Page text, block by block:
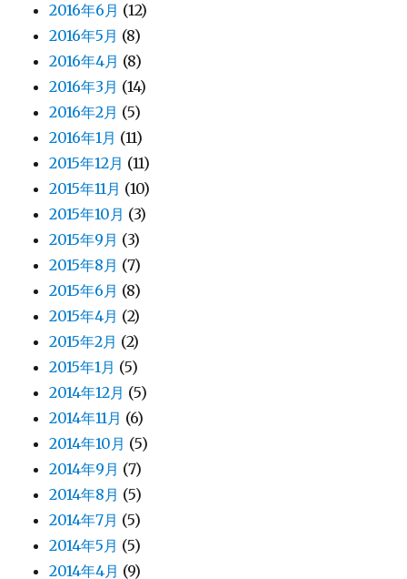
2016年6月 (12)
2016年5月 (8)
2016年4月 (8)
2016年3月 (14)
2016年2月 (5)
2016年1月 (11)
2015年12月 (11)
2015年11月 (10)
2015年10月 (3)
2015年9月 (3)
2015年8月 (7)
2015年6月 (8)
2015年4月 (2)
2015年2月 (2)
2015年1月 (5)
2014年12月 (5)
2014年11月 (6)
2014年10月 (5)
2014年9月 (7)
2014年8月 (5)
2014年7月 (5)
2014年5月 (5)
2014年4月 (9)